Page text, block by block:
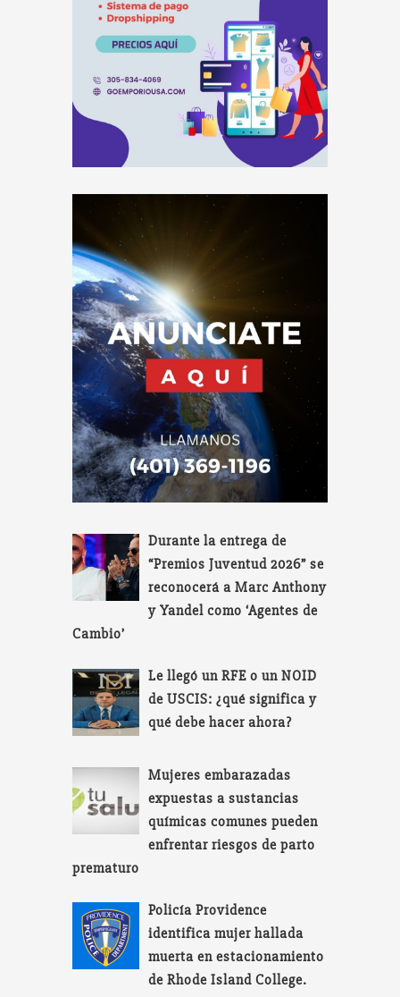
Durante la entrega de
“Premios Juventud 2026” se
reconocerá a Marc Anthony
y Yandel como ‘Agentes de
Cambio’
Le llegó un RFE o un NOID
de USCIS: ¿qué significa y
qué debe hacer ahora?
Mujeres embarazadas
expuestas a sustancias
químicas comunes pueden
enfrentar riesgos de parto
prematuro
Policía Providence
identifica mujer hallada
muerta en estacionamiento
de Rhode Island College.